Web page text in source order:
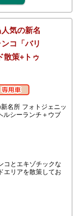
気の新名
コ「バリ
散策+トゥ
コとエキゾチックな
エリアを散策してお